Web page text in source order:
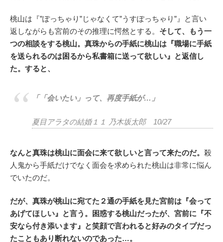
桃山は『”ぽっちゃり”じゃなくて”うすぽっちゃり”』と言い
返しながらも宮前のその推理に愕然とする。 そして、もう一
つの相談をする桃山。真珠からの手紙に桃山は『職場に手紙
を送られるのは困るから私書箱に送って欲しい』と返信し
た。すると、
「「会いたい」って、再度手紙が…」
夏目アラタの結婚１１ 乃木坂太郎 10/27
なんと真珠は桃山に面会に来て欲しいと言って来たのだ。 殺
人鬼から手紙だけでなく面会を求められた桃山は非常に悩ん
でいたのだ。
だが、真珠が桃山に宛てた２通の手紙を見た宮前は『会って
あげてほしい』と言う。困惑する桃山だったが、宮前に『不
安なら付き添います』と笑顔で言われると好みのタイプだっ
たこともあり断れないのであった…。